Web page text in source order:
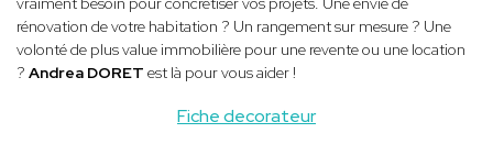
Fiche decorateur
rénovation de votre habitation ? Un rangement sur mesure ? Une
volonté de plus value immobilière pour une revente ou une location
? Andrea DORET est là pour vous aider !